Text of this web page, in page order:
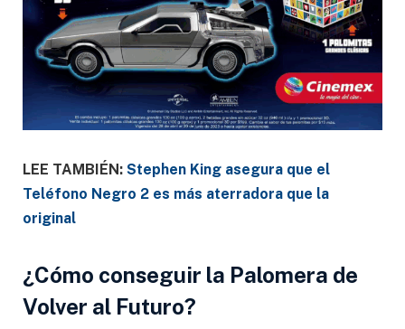
LEE TAMBIÉN: Stephen King asegura que el
Teléfono Negro 2 es más aterradora que la
original
¿Cómo conseguir la Palomera de
Volver al Futuro?